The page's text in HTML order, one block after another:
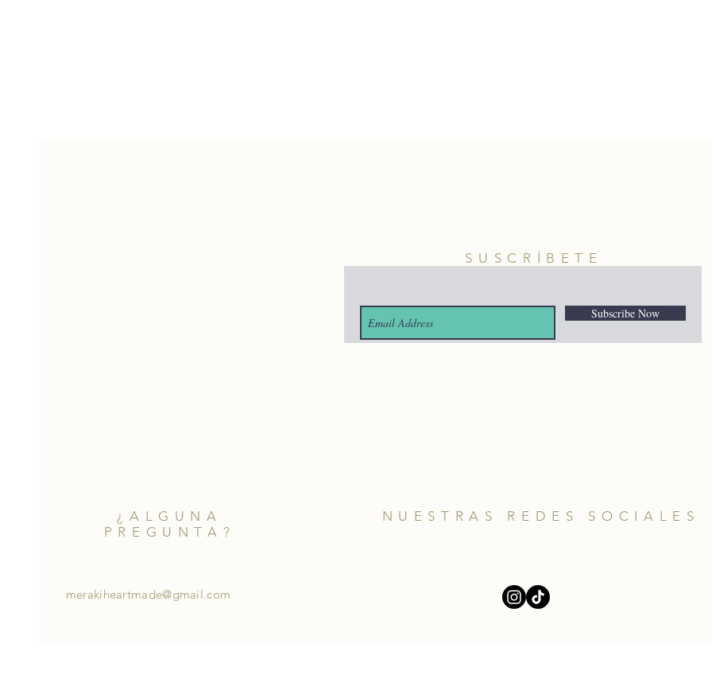
SUSCRÍBETE
Subscribe Now
¿ALGUNA
PREGUNTA?
merakiheartmade@gmail.com
NUESTRAS REDES SOCIALES